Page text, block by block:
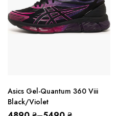
Asics Gel-Quantum 360 Viii
Black/Violet